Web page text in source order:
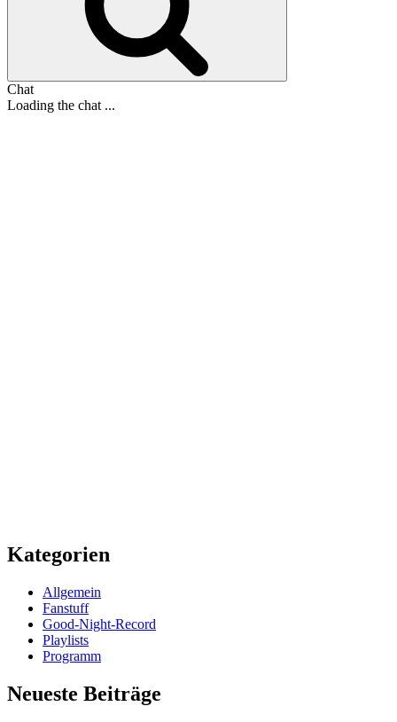
Chat
Loading the chat ...
Kategorien
Allgemein
Fanstuff
Good-Night-Record
Playlists
Programm
Neueste Beiträge